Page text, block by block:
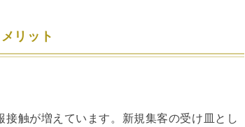
リット
触が増えています。新規集客の受け皿とし